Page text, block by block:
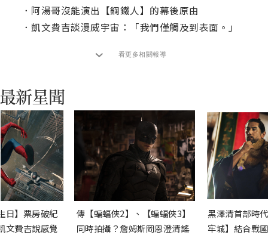
． 阿湯哥沒能演出【鋼鐵人】的幕後原由
． 凱文費吉談漫威宇宙：「我們僅觸及到表面。」
看更多相關報導
日】票房破紀
文費吉說感覺
傳【蝙蝠俠2】、【蝙蝠俠3】
同時拍攝？詹姆斯岡恩澄清謠
黑澤清首部時
牢城】結合戰